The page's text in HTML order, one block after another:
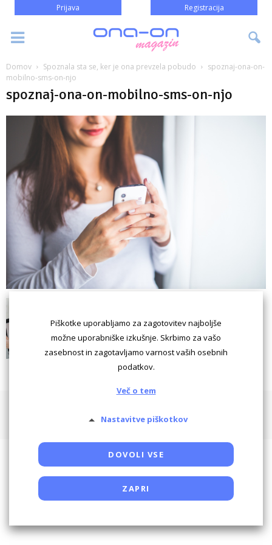
Prijava Registracija
Domov Spoznala sta se, ker je ona prevzela pobudo
spoznaj-ona-on-
mobilno-sms-on-njo
spoznaj-ona-on-mobilno-sms-on-njo
Powered by SocDate™, © Copyright VenetiCOM
Piškotke uporabljamo za zagotovitev najboljše
možne uporabniške izkušnje. Skrbimo za vašo
zasebnost in zagotavljamo varnost vaših osebnih
podatkov.
Več o tem
Nastavitve piškotkov
DOVOLI VSE
ZAPRI
Potrebni